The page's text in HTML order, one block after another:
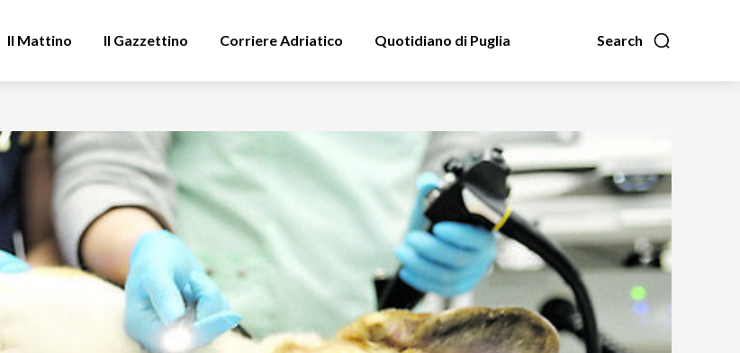
Search
Il Mattino Il Gazzettino Corriere Adriatico Quotidiano di Puglia